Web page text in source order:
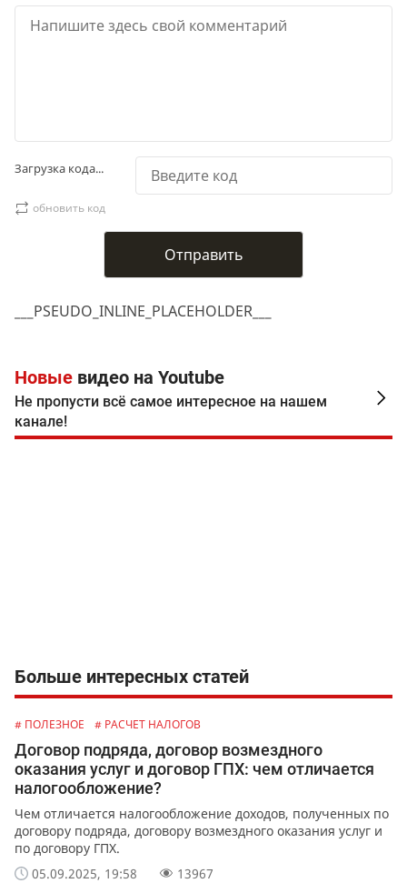
___PSEUDO_INLINE_PLACEHOLDER___
Загрузка кода...
обновить код
Новые видео на Youtube
Не пропусти всё самое интересное на нашем
канале!
Больше интересных статей
# ПОЛЕЗНОЕ # РАСЧЕТ НАЛОГОВ
Договор подряда, договор возмездного
оказания услуг и договор ГПХ: чем отличается
налогообложение?
Чем отличается налогообложение доходов, полученных по
договору подряда, договору возмездного оказания услуг и
по договору ГПХ.
05.09.2025, 19:58
13967